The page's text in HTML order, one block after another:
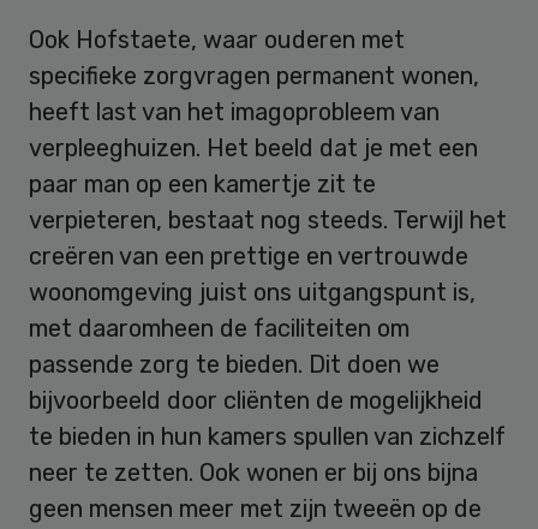
Ook Hofstaete, waar ouderen met
specifieke zorgvragen permanent wonen,
heeft last van het imagoprobleem van
verpleeghuizen. Het beeld dat je met een
paar man op een kamertje zit te
verpieteren, bestaat nog steeds. Terwijl het
creëren van een prettige en vertrouwde
woonomgeving juist ons uitgangspunt is,
met daaromheen de faciliteiten om
passende zorg te bieden. Dit doen we
bijvoorbeeld door cliënten de mogelijkheid
te bieden in hun kamers spullen van zichzelf
neer te zetten. Ook wonen er bij ons bijna
geen mensen meer met zijn tweeën op de